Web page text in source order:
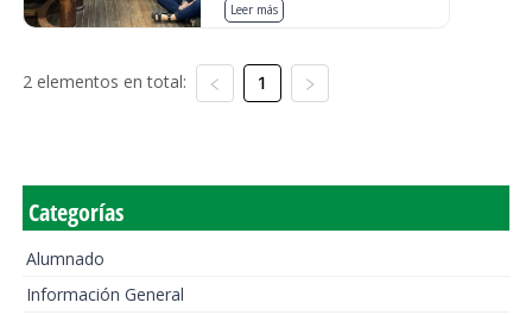
Leer más
2 elementos en total: 1
Categorías
Alumnado
Información General